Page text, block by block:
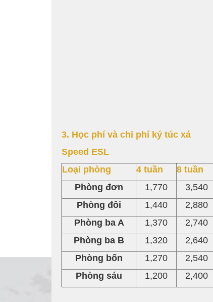
3. Học phí và chi phí ký túc xá
Speed ESL
Loại phòng
4 tuần 8 tuần
Phòng đơn
1,770 3,540
Phòng đôi
1,440 2,880
Phòng ba A
1,370 2,740
Phòng ba B
1,320 2,640
Phòng bốn
1,270 2,540
Phòng sáu
1,200 2,400